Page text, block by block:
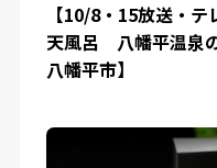
【10/8・15放送・
天風呂 八幡平温泉
八幡平市】